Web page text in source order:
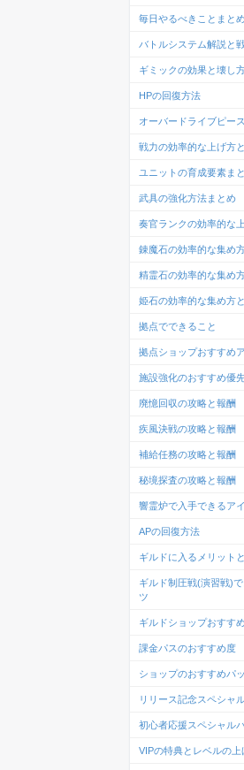
毎日やるべきことまと
バトルシステム解説と
ギミックの効果と壊し
HPの回復方法
オーバードライブピー
戦力の効率的な上げ方
ユニットの育成要素ま
武具の強化方法まとめ
奏官ランクの効率的な
錬魔石の効率的な集め
精霊石の効率的な集め
姫石の効率的な集め方
拠点でできること
拠点ショップおすすめ
施設強化のおすすめ優
廃憶回収の攻略と報酬
疾風決戦の攻略と報酬
補給任務の攻略と報酬
秘境探査の攻略と報酬
響霊炉で入手できるア
APの回復方法
ギルドに入るメリット
ギルド制圧戦(演習戦)
ツ
ギルドショップおすす
課金パスのおすすめ度
ショップのおすすめパ
リリース記念スペシャ
初心者応援スペシャル
VIPの特典とレベルの上